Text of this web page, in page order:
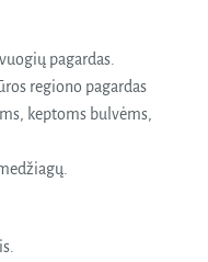
pagardas.
regiono pagardas
keptoms bulvėms,